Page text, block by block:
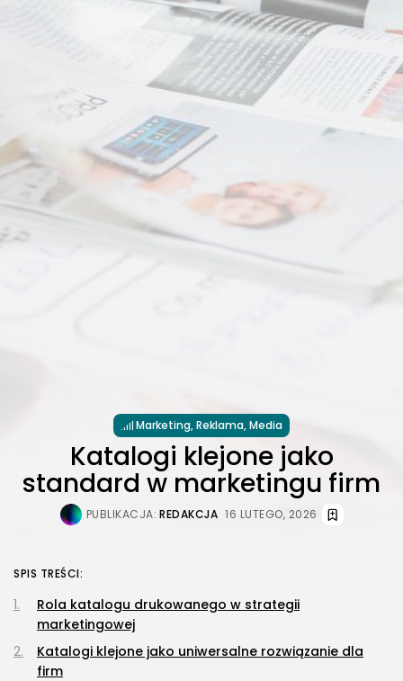
Marketing, Reklama, Media
Katalogi klejone jako
standard w marketingu firm
PUBLIKACJA: REDAKCJA 16 LUTEGO, 2026
SPIS TREŚCI:
Rola katalogu drukowanego w strategii
marketingowej
Katalogi klejone jako uniwersalne rozwiązanie dla
firm